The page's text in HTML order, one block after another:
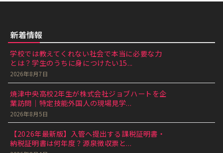
新着情報
学校では教えてくれない社会で本当に必要な力
とは？学生のうちに身につけたい15...
2026年8月7日
焼津中央高校2年生が株式会社ジョブハートを企
業訪問｜特定技能外国人の現場見学...
2026年8月5日
【2026年最新版】入管へ提出する課税証明書・
納税証明書は何年度？源泉徴収票と...